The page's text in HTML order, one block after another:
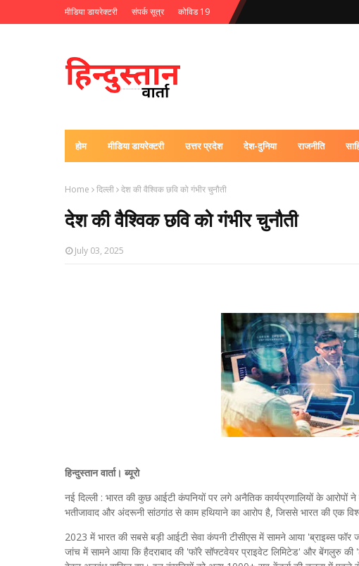
मीडिया डायरेक्टरी संपर्क सूत्र कोविड 19
होम मीडिया डायरेक्टरी उत्तर प्रदेश देश-दुनिया राजनीति
Home दिल्ली देश की वैश्विक छवि को गंभीर चुनौती
देश की वैश्विक छवि को गंभीर चुनौती
July 03, 2025
हिन्दुस्तान वार्ता। ब्यूरो
नई दिल्ली : भारत की कुछ आईटी कंपनियों पर लगे अनैतिक कार्यप्रणालियों के आरोपों
भतीजावाद और अंदरूनी सांठगांठ से काम हथियाने का आरोप है, जिससे भारत की एक
2023 में भारत की सबसे बड़ी आईटी सेवा कंपनी टीसीएस में सामने आया 'ब्राइब्स
जांच में सामने आया कि हैदराबाद की 'फॉरे सॉफ्टवेयर प्राइवेट लिमिटेड' और बेंगलुरु की